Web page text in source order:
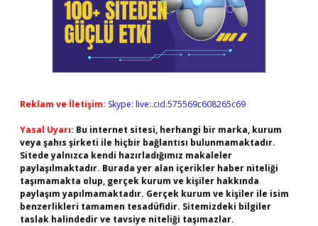
Reklam ve İletişim: Skype: live:.cid.575569c608265c69
Yasal Uyarı: Bu internet sitesi, herhangi bir marka, kurum
veya şahıs şirketi ile hiçbir bağlantısı bulunmamaktadır.
Sitede yalnızca kendi hazırladığımız makaleler
paylaşılmaktadır. Burada yer alan içerikler haber niteliği
taşımamakta olup, gerçek kurum ve kişiler hakkında
paylaşım yapılmamaktadır. Gerçek kurum ve kişiler ile isim
benzerlikleri tamamen tesadüfidir. Sitemizdeki bilgiler
taslak halindedir ve tavsiye niteliği taşımazlar.